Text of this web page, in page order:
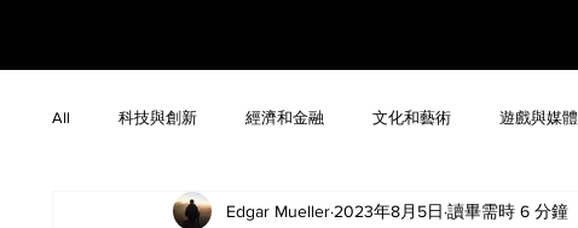
All 科技與創新 經濟和金融 文化和藝術 遊戲與媒體
Edgar Mueller 2023年8月5日 讀畢需時 6 分鐘